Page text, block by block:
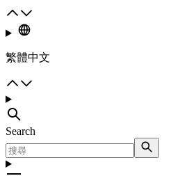
繁體中文
Search